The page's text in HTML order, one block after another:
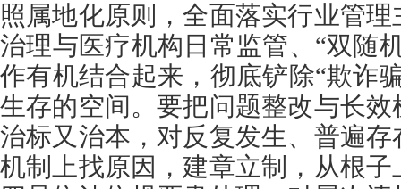
照属地化原则，全面落实行业管
治理与医疗机构日常监管、“双随
作有机结合起来，彻底铲除“欺诈
生存的空间。要把问题整改与长
治标又治本，对反复发生、普遍
机制上找原因，建章立制，从根